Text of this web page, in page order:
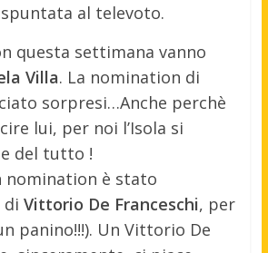
al televoto.
questa settimana vanno
Villa. La nomination di
sorpresi…Anche perchè
lui, per noi l’Isola si
del tutto !
nomination è stato
di Vittorio De Franceschi, per
panino!!!). Un Vittorio De